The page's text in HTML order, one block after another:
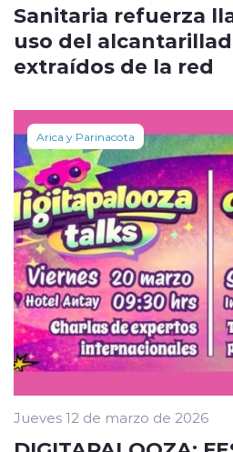
Sanitaria refuerza
uso del
extraídos de la red
Arica y Parinacota
Jueves 12 de marzo de 2026